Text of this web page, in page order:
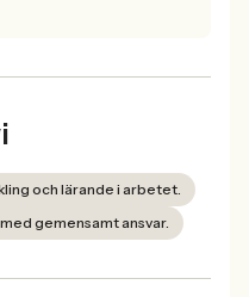
och lärande i arbetet.
gemensamt ansvar.